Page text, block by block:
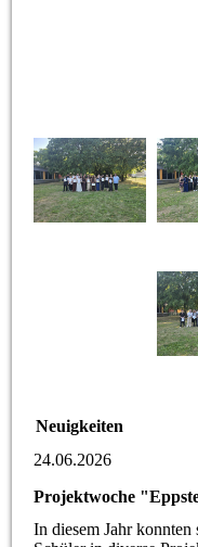
Neuigkeiten
24.06.2026
Projektwoche
In diesem Jahr konnten